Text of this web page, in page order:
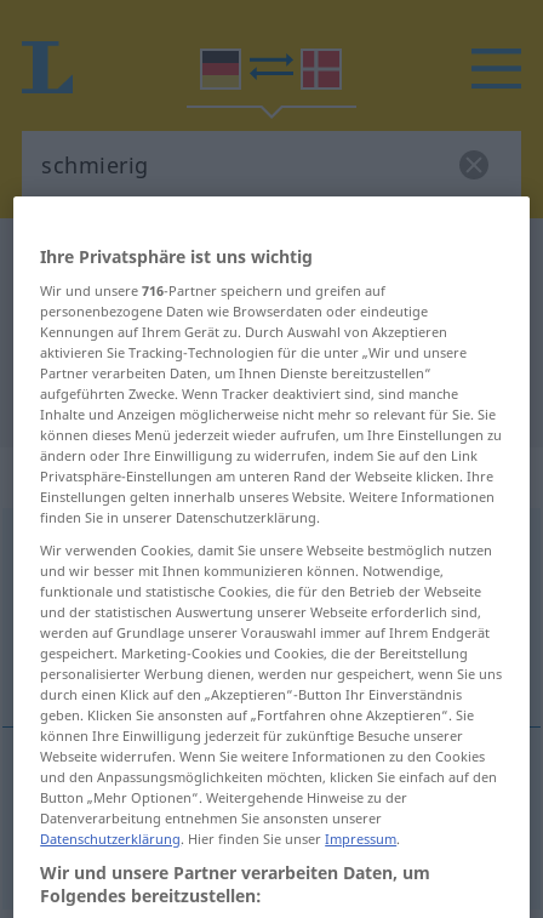
Deutsch-Dänisch Wörterbuch
Deutsch-Dänisch Übersetzung für
"schmierig"
"schmierig" Dänisch Übersetzung
„schmierig“
schmierig
Übersicht aller Übersetzungen
(Für mehr Details die Übersetzung anklicken/antippen)
fedtet, usoigneret
fedteta. FIG schmierig
usoigneret schmierig ungepflegt
Ihre Privatsphäre ist uns wichtig
Wir und unsere716-Partner speichern und greifen auf
personenbezogene Daten wie Browserdaten oder eindeutige
Kennungen auf Ihrem Gerät zu. Durch Auswahl von Akzeptieren
aktivieren Sie Tracking-Technologien für die unter „Wir und unsere
Partner verarbeiten Daten, um Ihnen Dienste bereitzustellen“
aufgeführten Zwecke. Wenn Tracker deaktiviert sind, sind manche
Inhalte und Anzeigen möglicherweise nicht mehr so relevant für Sie. Sie
können dieses Menü jederzeit wieder aufrufen, um Ihre Einstellungen zu
ändern oder Ihre Einwilligung zu widerrufen, indem Sie auf den Link
Privatsphäre-Einstellungen am unteren Rand der Webseite klicken. Ihre
Einstellungen gelten innerhalb unseres Website. Weitere Informationen
finden Sie in unserer Datenschutzerklärung.
Wir verwenden Cookies, damit Sie unsere Webseite bestmöglich nutzen
und wir besser mit Ihnen kommunizieren können. Notwendige,
funktionale und statistische Cookies, die für den Betrieb der Webseite
und der statistischen Auswertung unserer Webseite erforderlich sind,
werden auf Grundlage unserer Vorauswahl immer auf Ihrem Endgerät
gespeichert. Marketing-Cookies und Cookies, die der Bereitstellung
personalisierter Werbung dienen, werden nur gespeichert, wenn Sie uns
durch einen Klick auf den „Akzeptieren“-Button Ihr Einverständnis
geben. Klicken Sie ansonsten auf „Fortfahren ohne Akzeptieren“. Sie
können Ihre Einwilligung jederzeit für zukünftige Besuche unserer
Webseite widerrufen. Wenn Sie weitere Informationen zu den Cookies
und den Anpassungsmöglichkeiten möchten, klicken Sie einfach auf den
Button „Mehr Optionen“. Weitergehende Hinweise zu der
Datenverarbeitung entnehmen Sie ansonsten unserer
Datenschutzerklärung. Hier finden Sie unserImpressum.
Wir und unsere Partner verarbeiten Daten, um
Folgendes bereitzustellen: